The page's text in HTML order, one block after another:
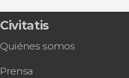
Snorkel en Providencia
Paseo a caballo por
Trekking por el parque
Taller de pesca en
Civitatis
Quiénes somos
Prensa